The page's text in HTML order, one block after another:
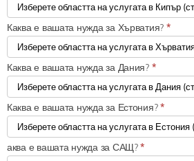
Каква е вашата нужда за Хърватия? *
Каква е вашата нужда за Дания? *
Каква е вашата нужда за Естония?*
аква е вашата нужда за САЩ?*